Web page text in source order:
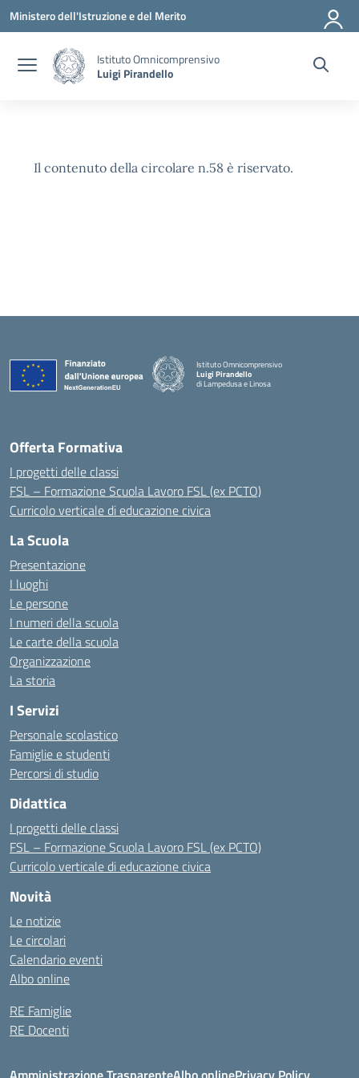
Vai ai contenuti
Vai al menu di navigazione
Vai al footer
Ministero dell'Istruzione e del Merito
Istituto Omnicomprensivo
Luigi Pirandello
Il contenuto della circolare n.58 è riservato.
Istituto Omnicomprensivo
Luigi Pirandello
di Lampedusa e Linosa
Offerta Formativa
I progetti delle classi
FSL – Formazione Scuola Lavoro FSL (ex PCTO)
Curricolo verticale di educazione civica
La Scuola
Presentazione
I luoghi
Le persone
I numeri della scuola
Le carte della scuola
Organizzazione
La storia
I Servizi
Personale scolastico
Famiglie e studenti
Percorsi di studio
Didattica
I progetti delle classi
FSL – Formazione Scuola Lavoro FSL (ex PCTO)
Curricolo verticale di educazione civica
Novità
Le notizie
Le circolari
Calendario eventi
Albo online
RE Famiglie
RE Docenti